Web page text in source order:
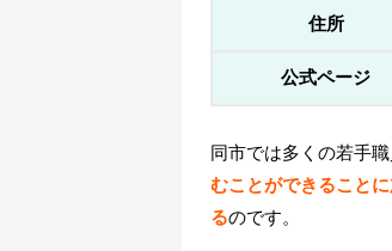
住所
公式ページ
同市では多くの若手
むことができること
るのです。